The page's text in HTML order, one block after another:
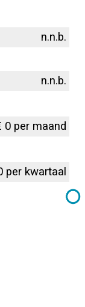
n.n.b.
n.n.b.
0 per maand
per kwartaal